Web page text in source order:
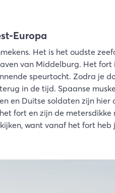
Europa
Het is het oudste
van Middelburg. Het fort
speurtocht. Zodra je
in de tijd. Spaanse
en Duitse soldaten zijn hier
fort en zijn de metersdikke
want vanaf het fort heb